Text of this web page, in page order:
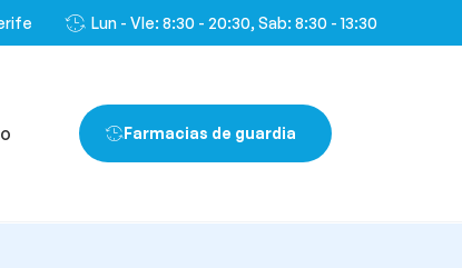
Lun - VIe: 8:30 - 20:30, Sab: 8:30 - 13:30
Farmacias de guardia